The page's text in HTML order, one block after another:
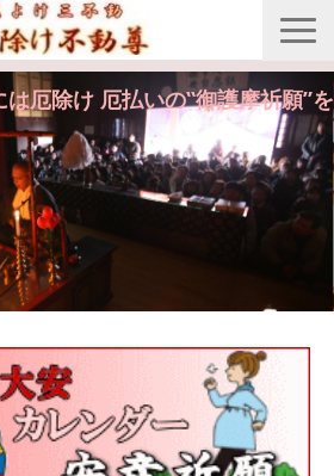
縁起由来
年間行事
御護摩祈願
御守・紙札
安産・七五三祝祷
は厄除け 厄払いの‟御護摩祈願”を